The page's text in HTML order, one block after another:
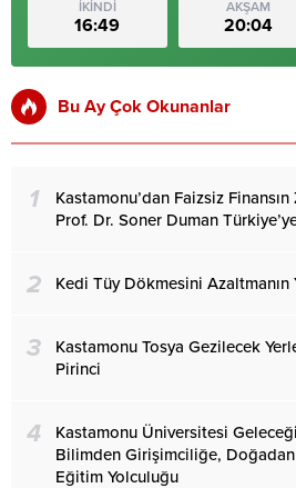
İKİNDİ
16:49
AKŞAM
20:04
Bu Ay Çok Okunanlar
1
Kastamonu’dan Faizsiz
Prof. Dr. Soner Duman
2 Kedi Tüy Dökmesini Azaltmanın
3
Kastamonu Tosya Gezilecek
Pirinci
4
Kastamonu Üniversitesi
Bilimden Girişimciliğe,
Eğitim Yolculuğu